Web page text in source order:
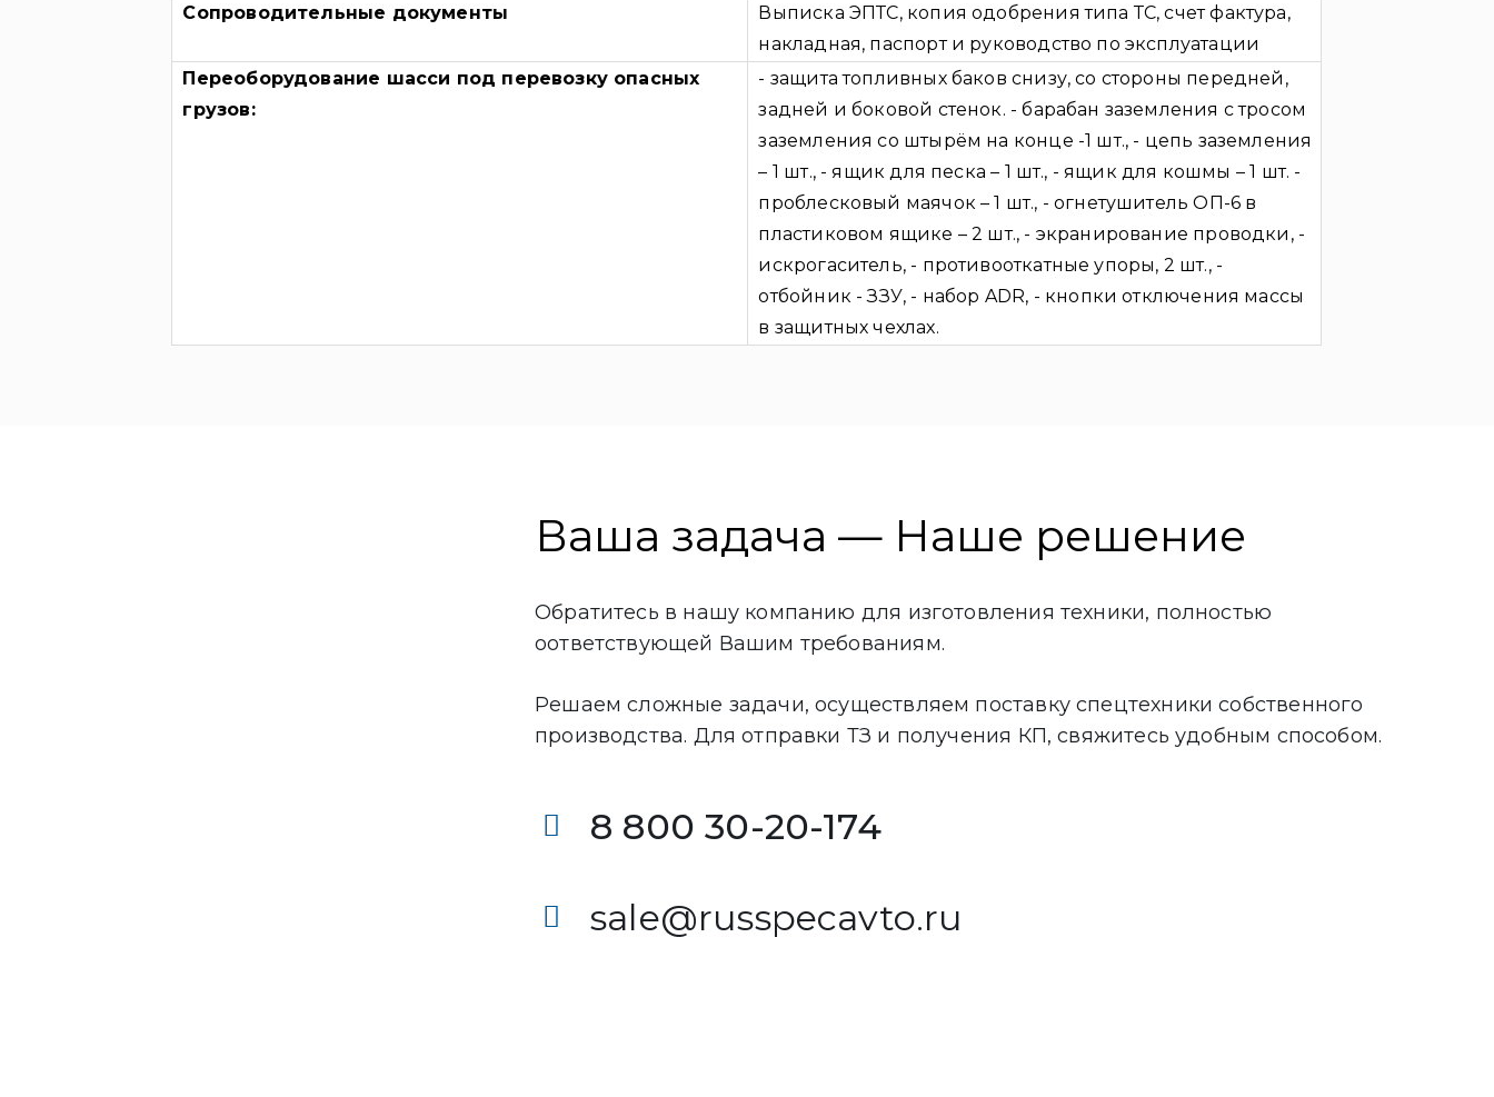
Сопроводительные документы
Выписка ЭПТС, копия одобрения типа ТС, счет фактура,
накладная, паспорт и руководство по эксплуатации
Переоборудование шасси под перевозку опасных
грузов:
- защита топливных баков снизу, со стороны передней,
задней и боковой стенок. - барабан заземления с тросом
заземления со штырём на конце -1 шт., - цепь заземления
– 1 шт., - ящик для песка – 1 шт., - ящик для кошмы – 1 шт. -
проблесковый маячок – 1 шт., - огнетушитель ОП-6 в
пластиковом ящике – 2 шт., - экранирование проводки, -
искрогаситель, - противооткатные упоры, 2 шт., -
отбойник - ЗЗУ, - набор ADR, - кнопки отключения массы
в защитных чехлах.
Ваша задача — Наше решение
Обратитесь в нашу компанию для изготовления техники, полностью
оответствующей Вашим требованиям.
Решаем сложные задачи, осуществляем поставку спецтехники собственного
производства. Для отправки ТЗ и получения КП, свяжитесь удобным способом.
8 800 30-20-174
sale@russpecavto.ru